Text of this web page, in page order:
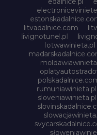
litvadalnice.com
livignotunel.pl
lotwawinieta.pl
rumuniawinieta.pl
sloveniawinieta.pl